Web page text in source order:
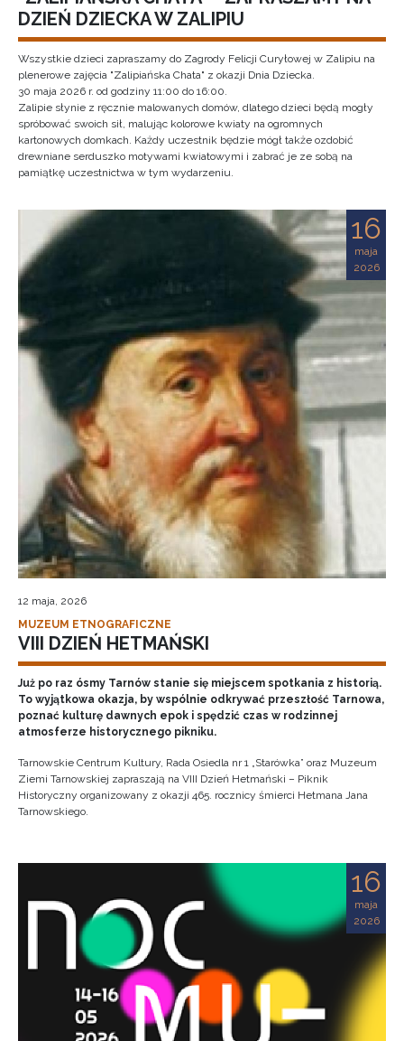
DZIEŃ DZIECKA W ZALIPIU
Wszystkie dzieci zapraszamy do Zagrody Felicji Curyłowej w Zalipiu na
plenerowe zajęcia "Zalipiańska Chata" z okazji Dnia Dziecka.
30 maja 2026 r. od godziny 11:00 do 16:00.
Zalipie słynie z ręcznie malowanych domów, dlatego dzieci będą mogły
spróbować swoich sił, malując kolorowe kwiaty na ogromnych
kartonowych domkach. Każdy uczestnik będzie mógł także ozdobić
drewniane serduszko motywami kwiatowymi i zabrać je ze sobą na
pamiątkę uczestnictwa w tym wydarzeniu.
16
maja
2026
12 maja, 2026
MUZEUM ETNOGRAFICZNE
VIII DZIEŃ HETMAŃSKI
Już po raz ósmy Tarnów stanie się miejscem spotkania z historią.
To wyjątkowa okazja, by wspólnie odkrywać przeszłość Tarnowa,
poznać kulturę dawnych epok i spędzić czas w rodzinnej
atmosferze historycznego pikniku.
Tarnowskie Centrum Kultury, Rada Osiedla nr 1 „Starówka” oraz Muzeum
Ziemi Tarnowskiej zapraszają na VIII Dzień Hetmański – Piknik
Historyczny organizowany z okazji 465. rocznicy śmierci Hetmana Jana
Tarnowskiego.
16
maja
2026